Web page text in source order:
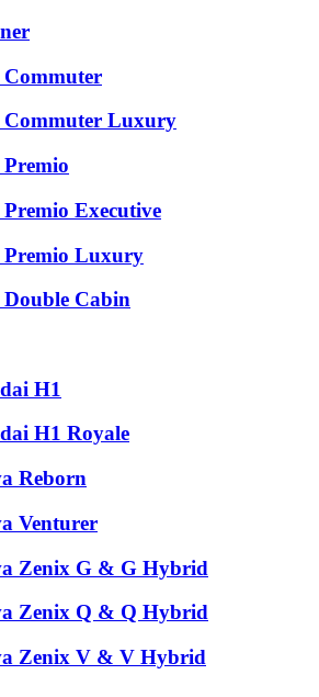
Commuter
Commuter Luxury
Executive
Premio Luxury
Cabin
H1
H1 Royale
Reborn
Venturer
Zenix G & G Hybrid
Zenix Q & Q Hybrid
Zenix V & V Hybrid